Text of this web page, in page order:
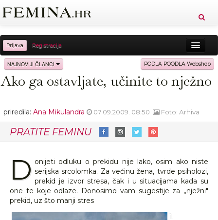
Prijava Registracija
Sreća Zdravlje Vitkost
Moda Ljubav Relax Putovanja Recepti
NAJNOVIJI ČLANCI PODLA POODLA Webshop
Ako ga ostavljate, učinite to nježno
priredila: Ana Mikulandra 07.09.2009. 08:50 Foto: Arhiva
PRATITE FEMINU
D onijeti odluku o prekidu nije lako, osim ako niste
serijska srcolomka. Za većinu žena, tvrde psiholozi,
prekid je izvor stresa, čak i u situacijama kada su
one te koje odlaze. Donosimo vam sugestije za „nježni"
prekid, uz što manji stres
1.